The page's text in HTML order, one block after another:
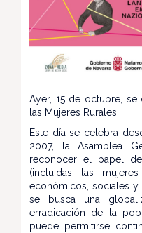
Ayer, 15 de octubre,
las Mujeres Rurales.
Este día se celebra
2007, la Asamblea
reconocer el papel
(incluidas las
económicos, sociales y
se busca una
erradicación de la
puede permitirse